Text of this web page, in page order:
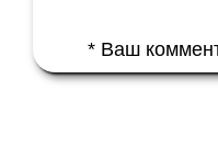
* Ваш